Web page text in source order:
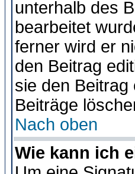
unterhalb des
bearbeitet
ferner wird er
den Beitrag
sie den
Beiträge
Nach oben
Wie kann ich